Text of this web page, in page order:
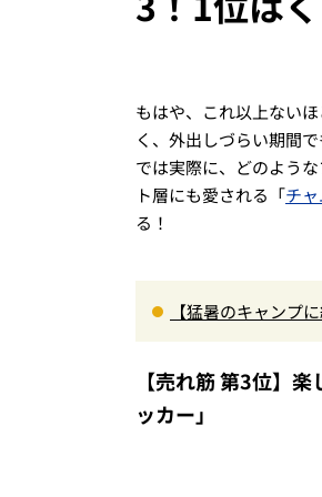
もはや、これ以上ない
く、外出しづらい期間
では実際に、どのよう
ト層にも愛される「チ
る！
【猛暑のキャンプ
【売れ筋 第3位】
ッカー」